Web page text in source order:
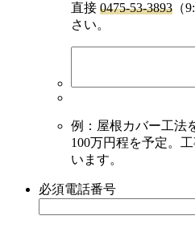
直接 0475-53-3893 （
さい。
例：屋根カバー工法
100万円程を予定。
います。
必須電話番号